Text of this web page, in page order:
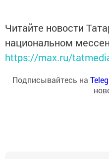
Читайте новости
национальном
https://max.ru/
Подписывайтесь на